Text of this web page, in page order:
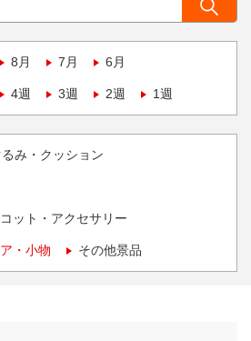
8月 7月 6月
4週 3週 2週 1週
み・クッション
ット・アクセサリー
・小物 その他景品